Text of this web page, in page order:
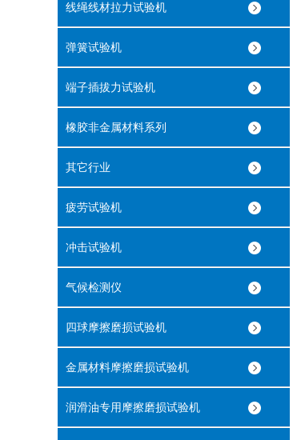
线绳线材拉力试验机
弹簧试验机
端子插拔力试验机
橡胶非金属材料系列
其它行业
疲劳试验机
冲击试验机
气候检测仪
四球摩擦磨损试验机
金属材料摩擦磨损试验机
润滑油专用摩擦磨损试验机